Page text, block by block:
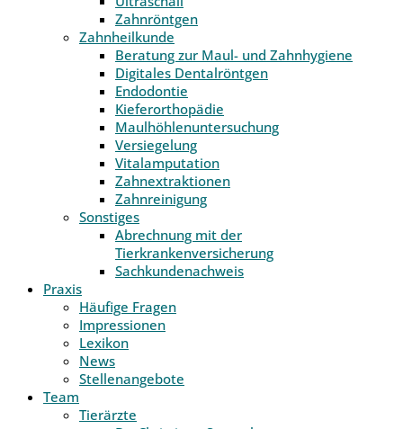
Zahnröntgen
Zahnheilkunde
Beratung zur Maul- und Zahnhygiene
Digitales Dentalröntgen
Endodontie
Kieferorthopädie
Maulhöhlenuntersuchung
Versiegelung
Vitalamputation
Zahnextraktionen
Zahnreinigung
Sonstiges
Abrechnung mit der
Tierkrankenversicherung
Sachkundenachweis
Praxis
Häufige Fragen
Impressionen
Lexikon
News
Stellenangebote
Team
Tierärzte